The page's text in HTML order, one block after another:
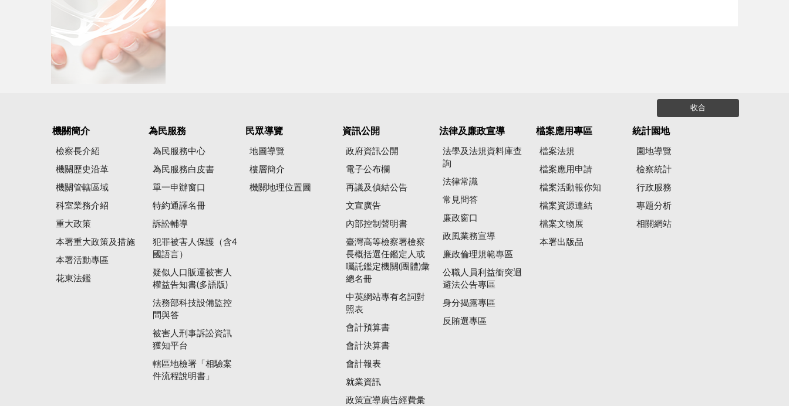
收合
機關簡介
檢察長介紹
機關歷史沿革
機關管轄區域
科室業務介紹
重大政策
本署重大政策及措施
本署活動專區
花東法鑑
為民服務
為民服務中心
為民服務白皮書
單一申辦窗口
特約通譯名冊
訴訟輔導
犯罪被害人保護（含4
國語言）
疑似人口販運被害人
權益告知書(多語版)
法務部科技設備監控
問與答
被害人刑事訴訟資訊
獲知平台
轄區地檢署「相驗案
件流程說明書」
民眾導覽
地圖導覽
樓層簡介
機關地理位置圖
資訊公開
政府資訊公開
電子公布欄
再議及偵結公告
文宣廣告
內部控制聲明書
臺灣高等檢察署檢察
長概括選任鑑定人或
囑託鑑定機關(團體)彙
總名冊
中英網站專有名詞對
照表
會計預算書
會計決算書
會計報表
就業資訊
政策宣導廣告經費彙
法律及廉政宣導
法學及法規資料庫查
詢
法律常識
常見問答
廉政窗口
政風業務宣導
廉政倫理規範專區
公職人員利益衝突迴
避法公告專區
身分揭露專區
反賄選專區
檔案應用專區
檔案法規
檔案應用申請
檔案活動報你知
檔案資源連結
檔案文物展
本署出版品
統計園地
園地導覽
檢察統計
行政服務
專題分析
相關網站